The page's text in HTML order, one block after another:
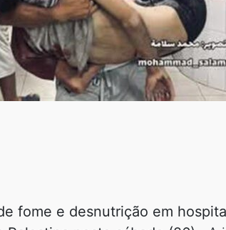
fome e desnutrição em